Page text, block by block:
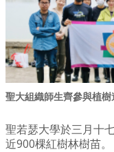
聖大組織師生齊參與植
聖若瑟大學於三月十
近900棵紅樹林樹苗。